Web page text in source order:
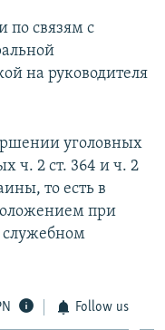
по связям с
на руководителя
уголовных
ч. 2 ст. 364 и ч. 2
то есть в
при
служебном
Follow us